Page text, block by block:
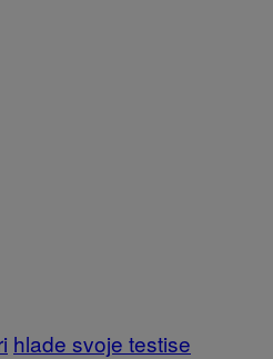
hlade svoje testise